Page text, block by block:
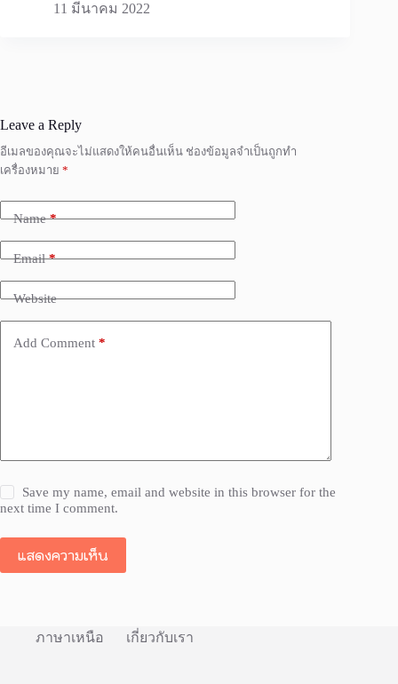
11 มีนาคม 2022
Leave a Reply
อีเมลของคุณจะไม่แสดงให้คนอื่นเห็น ช่องข้อมูลจำเป็นถูกทำ
เครื่องหมาย *
Name*
Email*
Website
Add Comment *
Save my name, email and website in this browser for the
next time I comment.
แสดงความเห็น
ภาษาเหนือ เกี่ยวกับเรา